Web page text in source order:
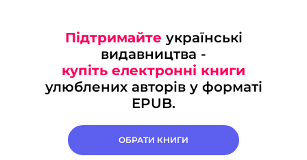
Підтримайте українські
видавництва -
купіть електронні книги
улюблених авторів у форматі
EPUB.
ОБРАТИ КНИГИ